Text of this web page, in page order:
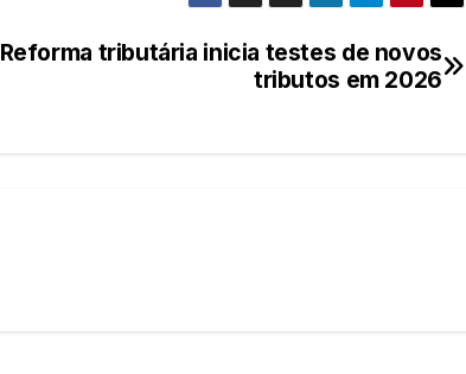
Reforma tributária inicia testes de novos
tributos em 2026